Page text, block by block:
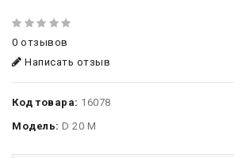
0 отзывов
Написать отзыв
Код товара: 16078
Модель: D 20 M